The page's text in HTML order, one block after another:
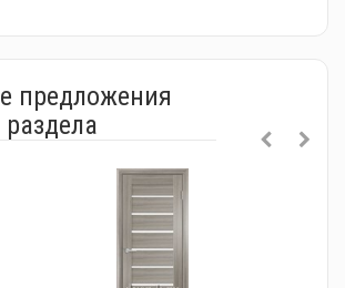
предложения
раздела